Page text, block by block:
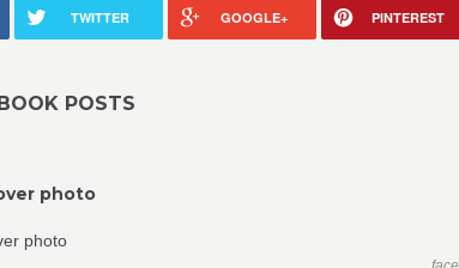
TWITTER GOOGLE+ PINTEREST
POSTS
photo